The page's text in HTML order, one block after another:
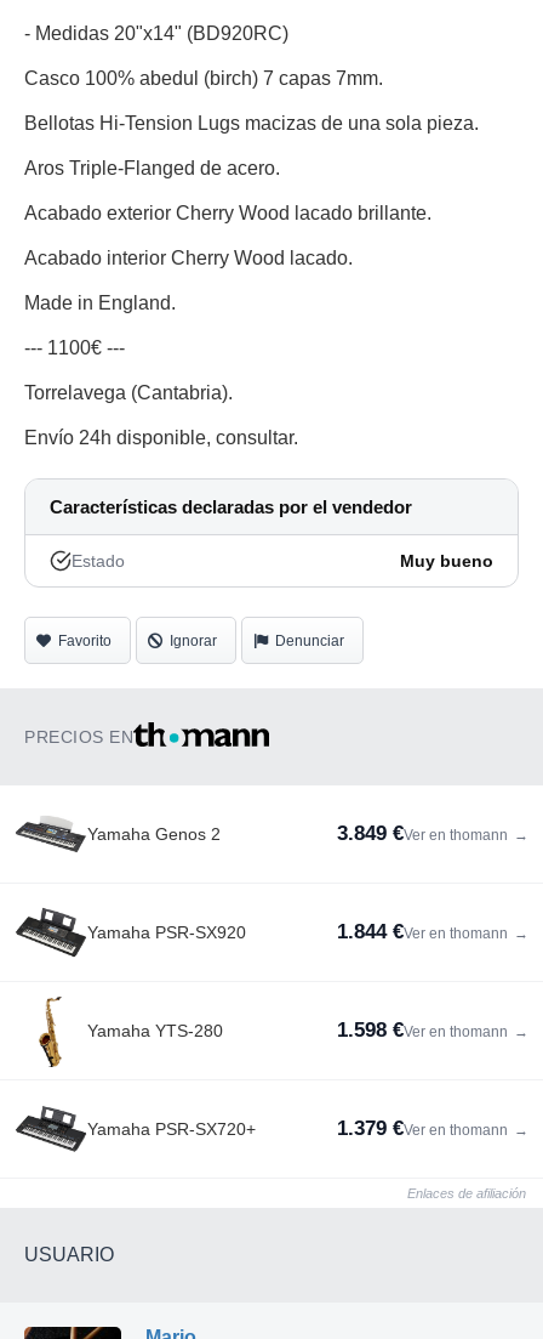
- Medidas 20"x14" (BD920RC)
Casco 100% abedul (birch) 7 capas 7mm.
Bellotas Hi-Tension Lugs macizas de una sola pieza.
Aros Triple-Flanged de acero.
Acabado exterior Cherry Wood lacado brillante.
Acabado interior Cherry Wood lacado.
Made in England.
--- 1100€ ---
Torrelavega (Cantabria).
Envío 24h disponible, consultar.
Características declaradas por el vendedor
Estado Muy bueno
Favorito Ignorar Denunciar
PRECIOS EN
Yamaha Genos 2 3.849 €Ver en thomann →
Yamaha PSR-SX920 1.844 €Ver en thomann →
Yamaha YTS-280 1.598 €Ver en thomann →
Yamaha PSR-SX720+ 1.379 €Ver en thomann →
Enlaces de afiliación
USUARIO